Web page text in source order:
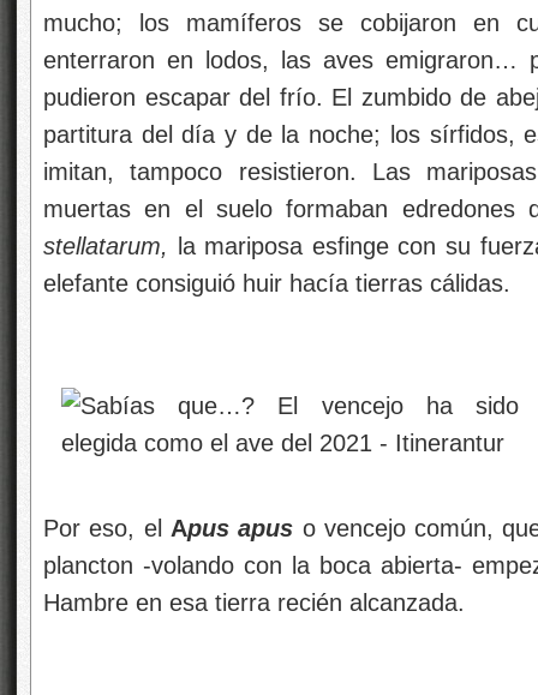
mucho; los mamíferos se cobijaron en
enterraron en lodos, las aves emigraron…
pudieron escapar del frío. El zumbido de
partitura del día y de la noche; los sírfidos,
imitan, tampoco resistieron. Las
muertas en el suelo formaban
stellatarum,
la mariposa esfinge con su
elefante consiguió huir hacía tierras cálidas.
Por eso, el Apus apus o vencejo común,
plancton -volando con la boca abierta-
Hambre en esa tierra recién alcanzada.